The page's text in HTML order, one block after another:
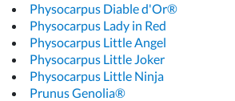
Physocarpus Diable d'Or®
Physocarpus Lady in Red
Physocarpus Little Angel
Physocarpus Little Joker
Physocarpus Little Ninja
Prunus Genolia®